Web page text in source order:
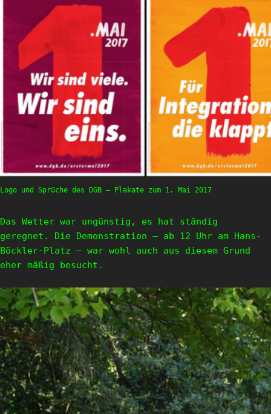
Logo und Sprüche des DGB – Plakate zum 1. Mai 2017
Das Wetter war ungünstig, es hat ständig
geregnet. Die Demonstration – ab 12 Uhr am Hans-
Böckler-Platz – war wohl auch aus diesem Grund
eher mäßig besucht.